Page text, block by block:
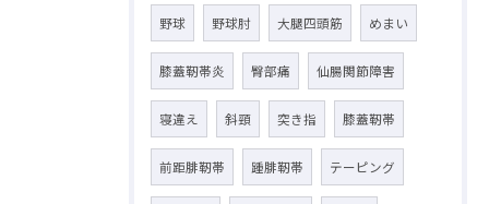
野球 野球肘 大腿四頭筋 めまい
膝蓋靭帯炎 臀部痛 仙腸関節障害
寝違え 斜頸 突き指 膝蓋靭帯
前距腓靭帯 踵腓靭帯 テーピング